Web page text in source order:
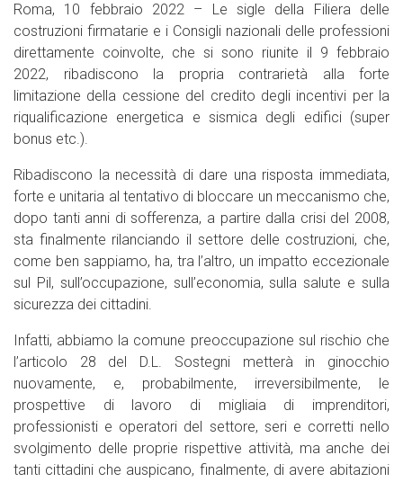
Roma, 10 febbraio 2022 – Le sigle della Filiera delle
costruzioni firmatarie e i Consigli nazionali delle professioni
direttamente coinvolte, che si sono riunite il 9 febbraio
2022, ribadiscono la propria contrarietà alla forte
limitazione della cessione del credito degli incentivi per la
riqualificazione energetica e sismica degli edifici (super
bonus etc.).
Ribadiscono la necessità di dare una risposta immediata,
forte e unitaria al tentativo di bloccare un meccanismo che,
dopo tanti anni di sofferenza, a partire dalla crisi del 2008,
sta finalmente rilanciando il settore delle costruzioni, che,
come ben sappiamo, ha, tra l’altro, un impatto eccezionale
sul Pil, sull’occupazione, sull’economia, sulla salute e sulla
sicurezza dei cittadini.
Infatti, abbiamo la comune preoccupazione sul rischio che
l’articolo 28 del D.L. Sostegni metterà in ginocchio
nuovamente, e, probabilmente, irreversibilmente, le
prospettive di lavoro di migliaia di imprenditori,
professionisti e operatori del settore, seri e corretti nello
svolgimento delle proprie rispettive attività, ma anche dei
tanti cittadini che auspicano, finalmente, di avere abitazioni